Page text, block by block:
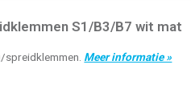
S1/B3/B7 wit mat
Meer informatie »